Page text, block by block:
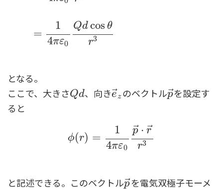
=
1
4πε0
Qd cos θ
r3
となる。
ここで、大きさQd
Qd 、向きe⃗
z
e→z
のベクトルp⃗
p→
を設定す
ると
ϕ(r) =
1
4πε0
p ⃗⋅ r⃗
r3
ϕ(r)= 14πε0p→⋅r→r3
と記述できる。このベクトルp⃗
p→
を電気双極子モーメ